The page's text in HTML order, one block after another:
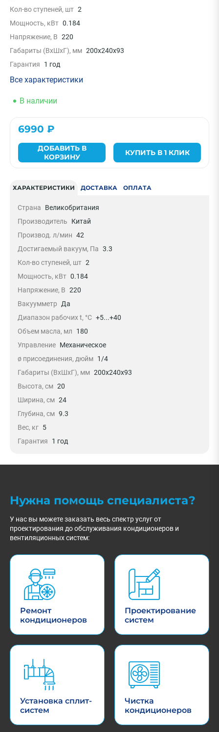
Кол-во ступеней, шт 2
Мощность, кВт 0.184
Напряжение, В 220
Габариты (ВхШхГ), мм 200x240x93
Гарантия
1 год
Все характеристики
В наличии
6990 ₽
ДОБАВИТЬ В
КОРЗИНУ
КУПИТЬ В 1 КЛИК
ХАРАКТЕРИСТИКИ ДОСТАВКА ОПЛАТА
Страна
Великобритания
Производитель
Китай
Производ. л/мин 42
Достигаемый вакуум, Па 3.3
Кол-во ступеней, шт 2
Мощность, кВт 0.184
Напряжение, В 220
Вакуумметр
Да
Диапазон рабочих t, °C +5...+40
Объем масла, мл
180
Управление Механическое
ø присоединения, дюйм 1/4
Габариты (ВхШхГ), мм 200x240x93
Высота, см 20
Ширина, см 24
Глубина, см 9.3
Вес, кг 5
Гарантия
1 год
Нужна помощь специалиста?
У нас вы можете заказать весь спектр услуг от
проектирования до обслуживания кондиционеров и
вентиляционных систем:
Ремонт
кондиционеров
Проектирование
систем
Установка сплит-
систем
Чистка
кондиционеров